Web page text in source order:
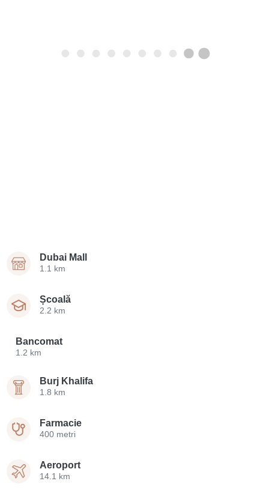
Dubai Mall
1.1 km
Școală
2.2 km
Bancomat
1.2 km
Burj Khalifa
1.8 km
Farmacie
400 metri
Aeroport
14.1 km